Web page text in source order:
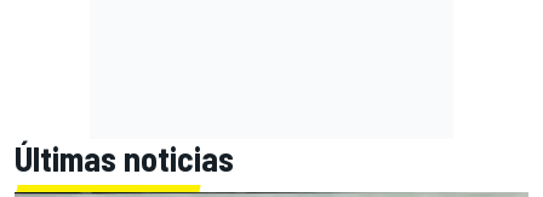
Últimas noticias